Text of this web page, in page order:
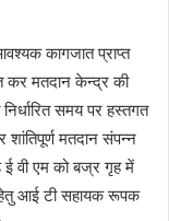
कागजात प्राप्त
कर मतदान केन्द्र की
समय पर हस्तगत
मतदान संपन्न
ई वी एम को बज्र गृह में
हेतु आई टी सहायक रूपक